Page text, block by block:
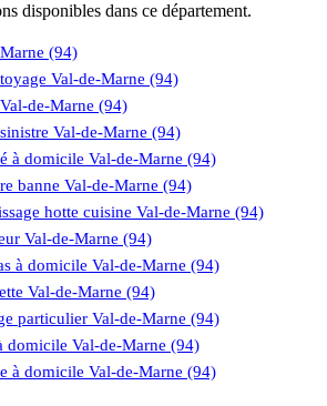
disponibles dans ce département.
(94)
Val-de-Marne (94)
de-Marne (94)
Val-de-Marne (94)
à domicile Val-de-Marne (94)
banne Val-de-Marne (94)
hotte cuisine Val-de-Marne (94)
Val-de-Marne (94)
à domicile Val-de-Marne (94)
Val-de-Marne (94)
particulier Val-de-Marne (94)
domicile Val-de-Marne (94)
à domicile Val-de-Marne (94)